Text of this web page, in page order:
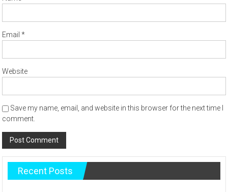
Email*
Website
Save my name, email, and website in this browser for the next time I
comment.
Recent Posts